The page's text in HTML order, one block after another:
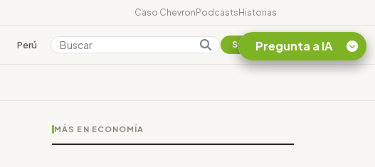
Caso ChevronPodcastsHistorias
Perú Colombia Suscribirse
MÁS EN ECONOMÍA
Pregunta a IA